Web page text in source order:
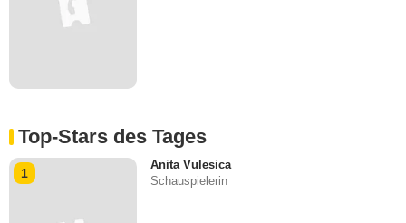
Top-Stars des Tages
1
Anita Vulesica
Schauspielerin